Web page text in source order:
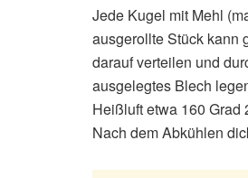
Jede Kugel mit Mehl
ausgerollte Stück kann
darauf verteilen und
ausgelegtes Blech
Heißluft etwa 160
Nach dem Abkühlen